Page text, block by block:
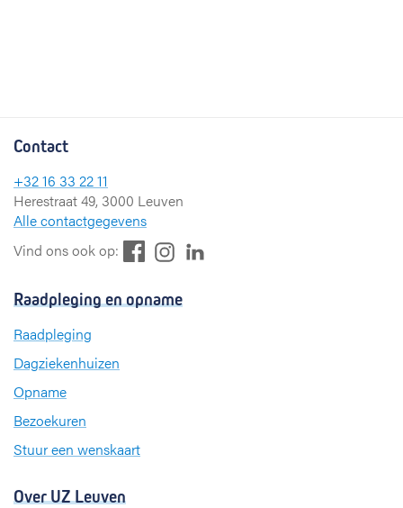
Contact
+32 16 33 22 11
Herestraat 49, 3000 Leuven
Alle contactgegevens
Vind ons ook op:
e
t
Raadpleging en opname
Raadpleging
Dagziekenhuizen
Opname
Bezoekuren
Stuur een wenskaart
Over UZ Leuven